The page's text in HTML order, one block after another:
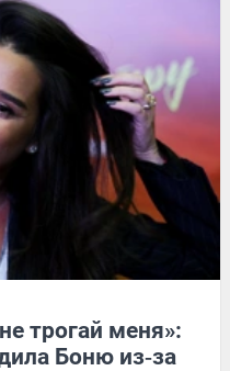
трогай меня»:
Боню из‑за